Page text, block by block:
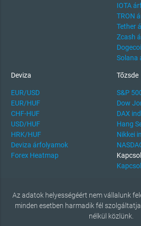
IOTA
TRON
Tether
Zcash
Solana
Deviza
EUR/USD
EUR/HUF
CHF-HUF
USD/HUF
HRK/HUF
Deviza árfolyamok
Forex Heatmap
Tőzsde
S&P
Dow
DAX
Hang
Nikkei
Az adatok helyességéért nem vállalunk
minden esetben harmadik fél
nélkül közlünk.